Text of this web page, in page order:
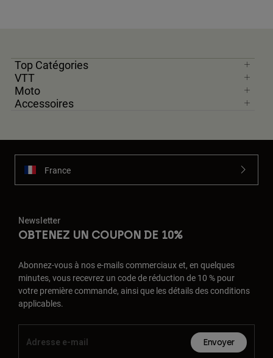
Top Catégories
VTT
Moto
Accessoires
France
Newsletter
OBTENEZ UN COUPON DE 10%
Abonnez-vous à nos e-mails commerciaux et, en quelques
minutes, vous recevrez un code de réduction de 10 % pour
votre première commande, ainsi que les détails des conditions
applicables.
Envoyer